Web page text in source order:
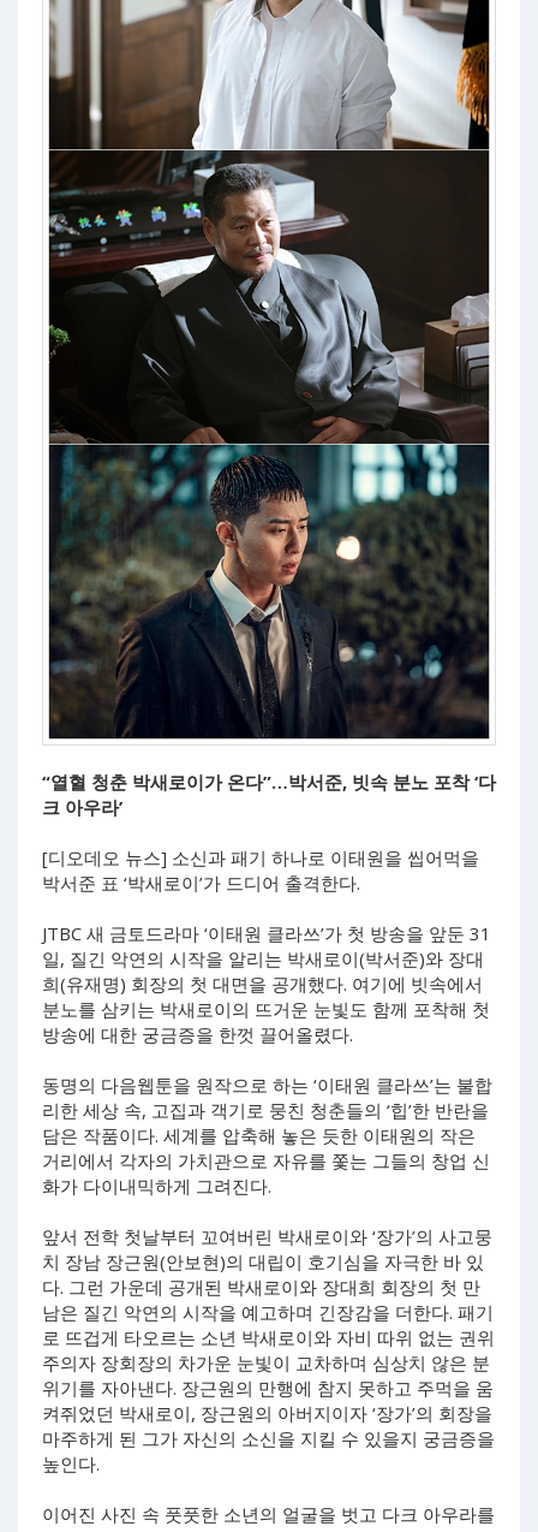
“열혈 청춘 박새로이가 온다”…박서준, 빗속 분노 포착 ‘다
크 아우라’
[디오데오 뉴스] 소신과 패기 하나로 이태원을 씹어먹을
박서준 표 ‘박새로이’가 드디어 출격한다.
JTBC 새 금토드라마 ‘이태원 클라쓰’가 첫 방송을 앞둔 31
일, 질긴 악연의 시작을 알리는 박새로이(박서준)와 장대
희(유재명) 회장의 첫 대면을 공개했다. 여기에 빗속에서
분노를 삼키는 박새로이의 뜨거운 눈빛도 함께 포착해 첫
방송에 대한 궁금증을 한껏 끌어올렸다.
동명의 다음웹툰을 원작으로 하는 ‘이태원 클라쓰’는 불합
리한 세상 속, 고집과 객기로 뭉친 청춘들의 ‘힙’한 반란을
담은 작품이다. 세계를 압축해 놓은 듯한 이태원의 작은
거리에서 각자의 가치관으로 자유를 쫓는 그들의 창업 신
화가 다이내믹하게 그려진다.
앞서 전학 첫날부터 꼬여버린 박새로이와 ‘장가’의 사고뭉
치 장남 장근원(안보현)의 대립이 호기심을 자극한 바 있
다. 그런 가운데 공개된 박새로이와 장대희 회장의 첫 만
남은 질긴 악연의 시작을 예고하며 긴장감을 더한다. 패기
로 뜨겁게 타오르는 소년 박새로이와 자비 따위 없는 권위
주의자 장회장의 차가운 눈빛이 교차하며 심상치 않은 분
위기를 자아낸다. 장근원의 만행에 참지 못하고 주먹을 움
켜쥐었던 박새로이, 장근원의 아버지이자 ‘장가’의 회장을
마주하게 된 그가 자신의 소신을 지킬 수 있을지 궁금증을
높인다.
이어진 사진 속 풋풋한 소년의 얼굴을 벗고 다크 아우라를